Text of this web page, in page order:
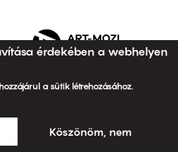
érdekében a webhelyen
a sütik létrehozásához.
Köszönöm, nem